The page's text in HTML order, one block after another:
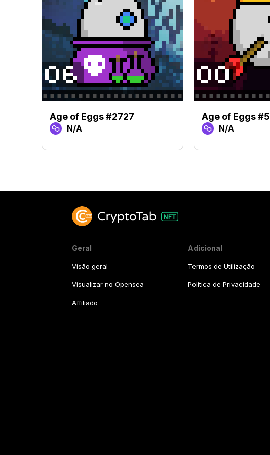
Age of Eggs #2727
N/A
Age of Eggs
N/A
Geral
Visão geral
Visualizar no Opensea
Affiliado
Adicional
Termos de Utilização
Política de Privacidade